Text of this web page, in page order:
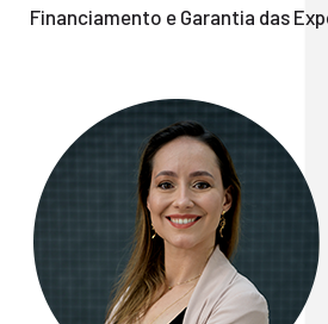
Financiamento e Garantia das